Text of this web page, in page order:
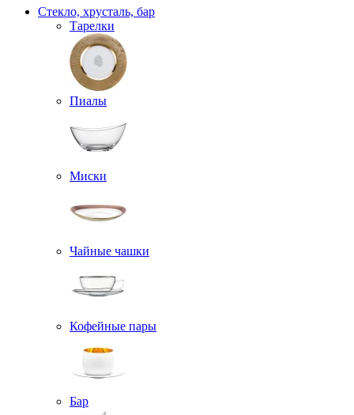
Стекло, хрусталь, бар
Тарелки
Пиалы
Миски
Чайные чашки
Кофейные пары
Бар